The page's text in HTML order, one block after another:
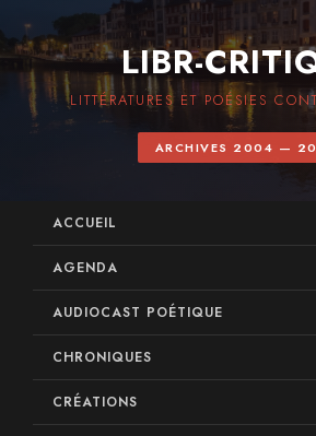
LIBR-
LITTÉRATURES ET POÉSIES
ARCHIVES 2004 —
ACCUEIL
AGENDA
AUDIOCAST POÉTIQUE
CHRONIQUES
CRÉATIONS